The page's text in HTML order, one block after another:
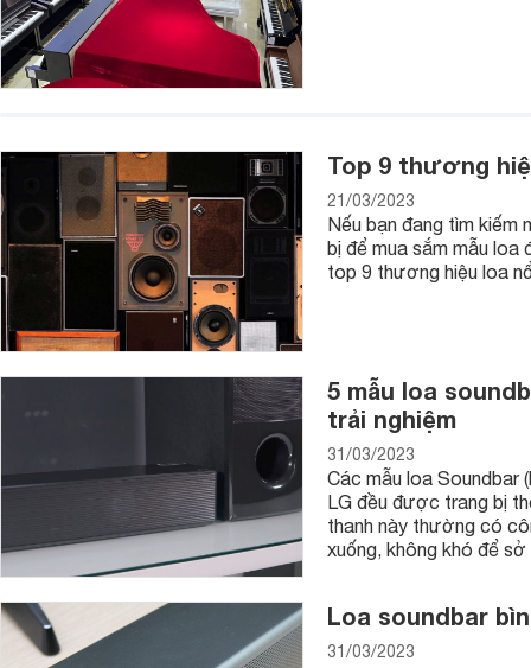
Top 9 thương
21/03/2023
Nếu bạn đang tìm kiếm
bị để mua sắm mẫu loa
top 9 thương hiệu loa
5 mẫu loa
trải nghiệm
31/03/2023
Các mẫu loa Soundbar
LG đều được trang bị
thanh này thường có
xuống, không khó để
Loa soundbar
31/03/2023